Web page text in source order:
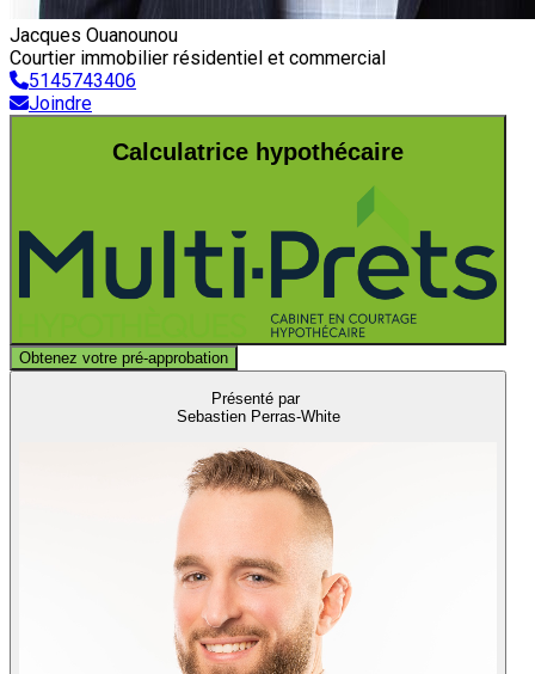
Jacques Ouanounou
Courtier immobilier résidentiel et commercial
5145743406
Joindre
Calculatrice hypothécaire
Obtenez votre pré-approbation
Présenté par
Sebastien Perras-White